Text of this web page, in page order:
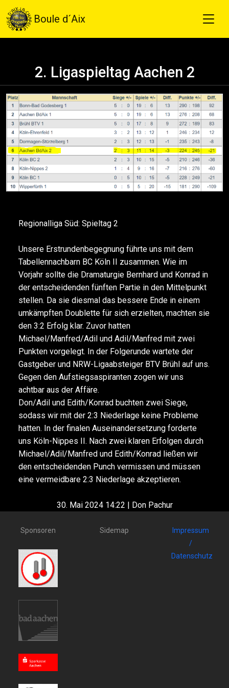
Boule d´Aix
2. Ligaspieltag Aachen 2
Regionalliga Süd: Spieltag 2
Unsere Erstrundenbegegnung führte uns mit dem
Tabellennachbarn BC Köln II zusammen. Wie im
Vorjahr sollte die Dramaturgie Bernhard und Konrad in
der entscheidenden fünften Partie in den Mittelpunkt
stellen. Da sie diesmal das bessere Ende in einem
umkämpften Doublette für sich erzielten, machten sie
den 3:2 Erfolg klar. Zuvor hatten
Michael/Manfred/Adil und Adil/Manfred mit zwei
Punkten vorgelegt. In der Folgerunde wartete der
Gastgeber und NRW-Ligaabsteiger BTV Brühl auf uns.
Gegen den Aufstiegsaspiranten zogen wir uns
achtbar aus der Affäre.
Don/Adil und Edith/Konrad buchten zwei Siege,
sodass wir mit der 2:3 Niederlage keine Probleme
hatten. In der finalen Auseinandersetzung forderte
uns Köln-Nippes II. Nach zwei klaren Erfolgen durch
Michael/Adil/Manfred und Edith/Konrad ließen wir
den entscheidenden Punch vermissen und müssen
eine vermeidbare 2:3 Niederlage akzeptieren.
30. Mai 2024 14:22 | Don Pachur
Sponsoren Sidemap
Impressum
/
Datenschutz